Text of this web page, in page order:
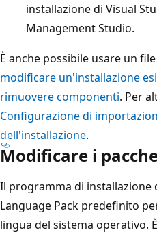
installazione di Visual
Management Studio.
È anche possibile usare un
modificare un'installazione
rimuovere componenti. Per
Configurazione di
dell'installazione.
Modificare i
Il programma di installazione
Language Pack predefinito
lingua del sistema operativo.